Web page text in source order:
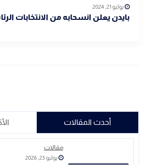
يوليو 21, 2024
بايدن يعلن انسحابه من الانتخابات
أحدث المقالات
مقالات
يوليو 23, 2026